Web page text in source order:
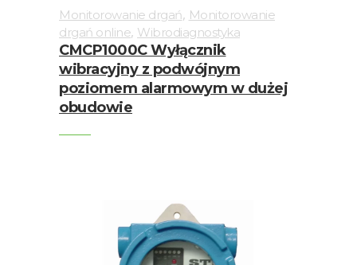
Monitorowanie drgań, Monitorowanie
drgań online, Wibrodiagnostyka
CMCP1000C Wyłącznik
wibracyjny z podwójnym
poziomem alarmowym w dużej
obudowie